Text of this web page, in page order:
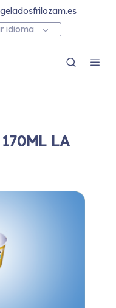
idioma
LA